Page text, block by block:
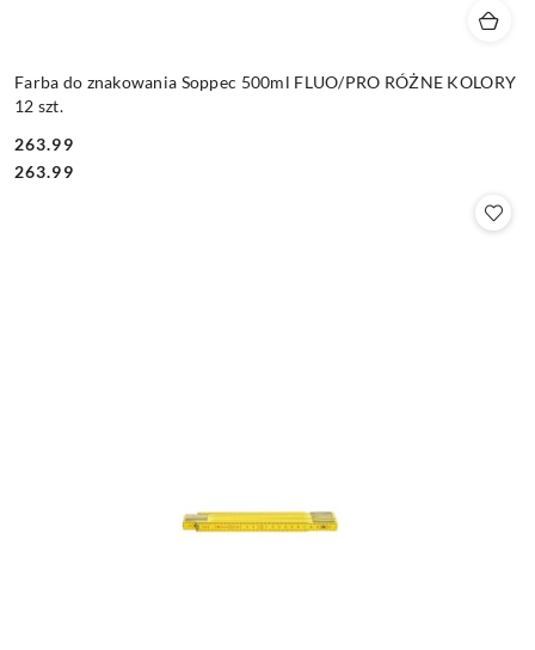
Farba do znakowania Soppec 500ml FLUO/PRO RÓŻNE KOLORY
12 szt.
Cena:
263.99
Cena:
263.99